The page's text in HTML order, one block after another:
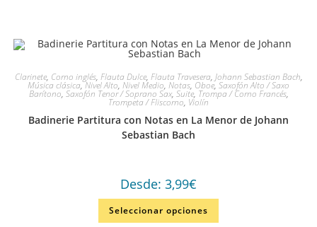
Clarinete, Corno inglés, Flauta Dulce, Flauta Travesera, Johann Sebastian Bach,
Música clásica,Nivel Alto, Nivel Medio, Notas, Oboe, Saxofón Alto / Saxo
Barítono, Saxofón Tenor / Soprano Sax, Suite, Trompa / Corno Francés,
Trompeta / Fliscorno, Violín
Badinerie Partitura con Notas en La Menor de Johann
Sebastian Bach
Desde: 3,99€
Seleccionar opciones